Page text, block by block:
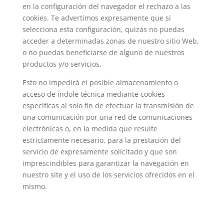
en la configuración del navegador el rechazo a las
cookies. Te advertimos expresamente que si
selecciona esta configuración, quizás no puedas
acceder a determinadas zonas de nuestro sitio Web,
o no puedas beneficiarse de alguno de nuestros
productos y/o servicios.
Esto no impedirá el posible almacenamiento o
acceso de índole técnica mediante cookies
específicas al solo fin de efectuar la transmisión de
una comunicación por una red de comunicaciones
electrónicas o, en la medida que resulte
estrictamente necesario, para la prestación del
servicio de expresamente solicitado y que son
imprescindibles para garantizar la navegación en
nuestro site y el uso de los servicios ofrecidos en el
mismo.